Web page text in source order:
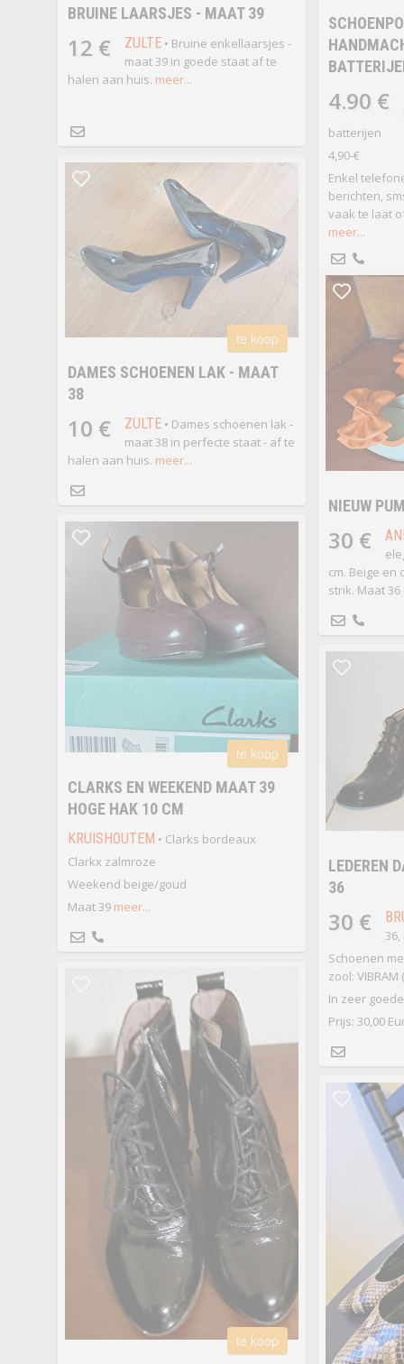
BRUINE LAARSJES - MAAT 39
12 € ZULTE• Bruine enkellaarsjes -
maat 39 in goede staat af te
halen aan huis. meer...
4.90 €
batterijen
4,90-€
Enkel
berichten,
vaak te laat
meer...
te koop
DAMES SCHOENEN LAK - MAAT
38
10 € ZULTE• Dames schoenen lak -
maat 38 in perfecte staat - af te
halen aan huis. meer...
NIEUW
30 €
cm. Beige
strik. Maat 36
te koop
CLARKS EN WEEKEND MAAT 39
HOGE HAK 10 CM
KRUISHOUTEM • Clarks bordeaux
Clarkx zalmroze
Weekend beige/goud
Maat 39 meer...
LEDEREN
36
30 €
36,
Schoenen
zool: VIBRAM
In zeer
Prijs: 30,00
te koop